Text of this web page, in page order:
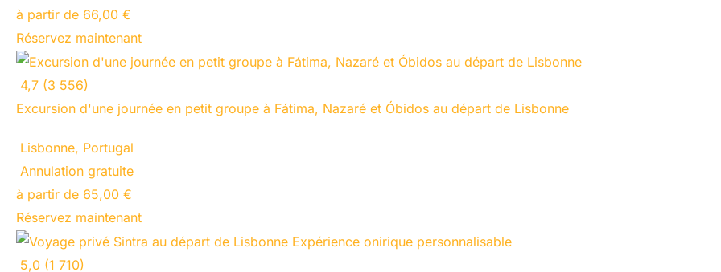
à partir de 66,00 €
Réservez maintenant
4,7 (3 556)
Excursion d'une journée en petit groupe à Fátima, Nazaré et Óbidos au départ de Lisbonne
Lisbonne, Portugal
Annulation gratuite
à partir de 65,00 €
Réservez maintenant
5,0 (1 710)